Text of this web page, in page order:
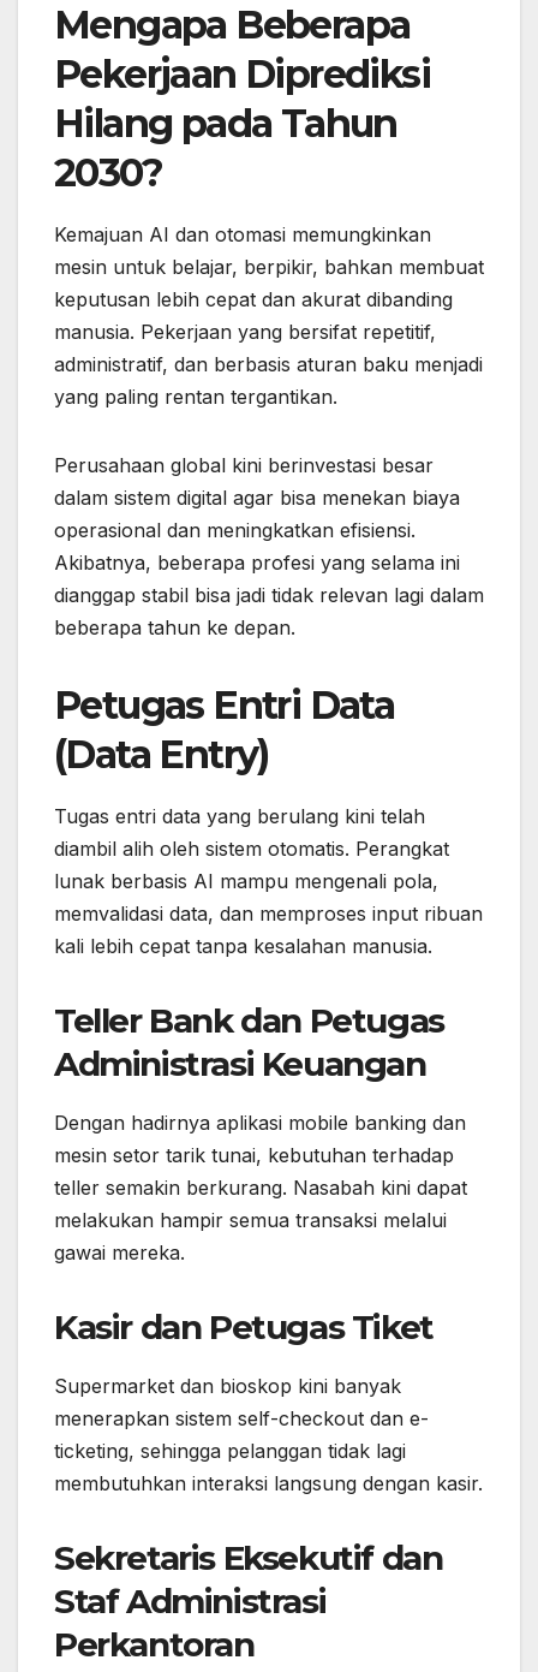
Mengapa Beberapa
Pekerjaan Diprediksi
Hilang pada Tahun
2030?
Kemajuan AI dan otomasi memungkinkan
mesin untuk belajar, berpikir, bahkan membuat
keputusan lebih cepat dan akurat dibanding
manusia. Pekerjaan yang bersifat repetitif,
administratif, dan berbasis aturan baku menjadi
yang paling rentan tergantikan.
Perusahaan global kini berinvestasi besar
dalam sistem digital agar bisa menekan biaya
operasional dan meningkatkan efisiensi.
Akibatnya, beberapa profesi yang selama ini
dianggap stabil bisa jadi tidak relevan lagi dalam
beberapa tahun ke depan.
Petugas Entri Data
(Data Entry)
Tugas entri data yang berulang kini telah
diambil alih oleh sistem otomatis. Perangkat
lunak berbasis AI mampu mengenali pola,
memvalidasi data, dan memproses input ribuan
kali lebih cepat tanpa kesalahan manusia.
Teller Bank dan Petugas
Administrasi Keuangan
Dengan hadirnya aplikasi mobile banking dan
mesin setor tarik tunai, kebutuhan terhadap
teller semakin berkurang. Nasabah kini dapat
melakukan hampir semua transaksi melalui
gawai mereka.
Kasir dan Petugas Tiket
Supermarket dan bioskop kini banyak
menerapkan sistem self-checkout dan e-
ticketing, sehingga pelanggan tidak lagi
membutuhkan interaksi langsung dengan kasir.
Sekretaris Eksekutif dan
Staf Administrasi
Perkantoran